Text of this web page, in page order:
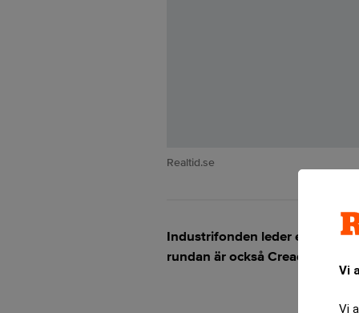
Vi
Vi
Realtid.se
Industrifonden leder en
rundan är också Creades,